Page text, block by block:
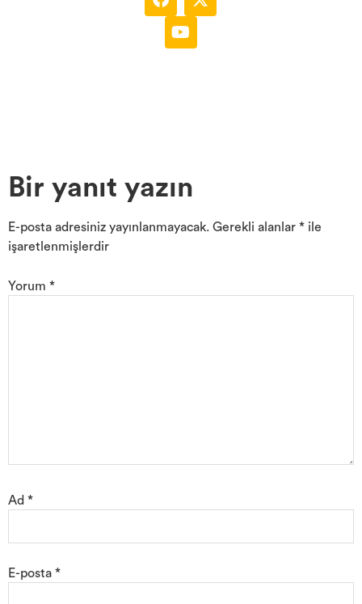
Bir yanıt yazın
E-posta adresiniz yayınlanmayacak. Gerekli alanlar * ile
işaretlenmişlerdir
Yorum *
Ad *
E-posta *